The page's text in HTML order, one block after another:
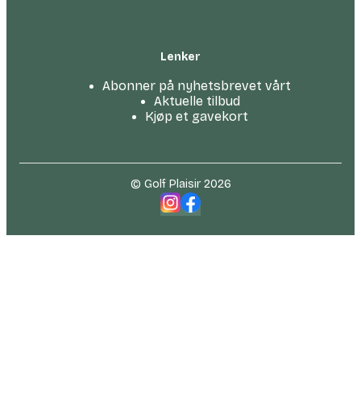
Lenker
Abonner på nyhetsbrevet vårt
Aktuelle tilbud
Kjøp et gavekort
© Golf Plaisir 2026